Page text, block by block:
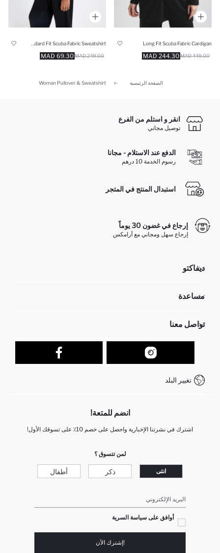
Long Fit Scuba Fabric Cardigan
244.30 MAD 449.00 MAD
69.30 MAD 249.00 MAD
الصفحة الرئيسية Woman Pullover & Sweatshirt
انقر و استلم من الفرع
توصيل مجاني
الدفع عند الاستلام - مجانا
رسوم الخدمة 10 درهم
استبدال المنتج في المتجر
إرجاع في غضون 30 يوماً
إرجاع سهل ومجاني مع أرامكس
ديفاكتو
تعرف علينا
مساعدة
عمليات الارجاع و الاستبدال السهلة
تتبع الشحنة
كيف يمكنك التسوق في ديفاكتو ؟
كيف تدفع في ديفاكتو؟
تواصل معنا
نموذج الاتصال
+212 525 076 633 خدمة العملاء
تغيير البلد
انضم للمتعة!
اشترك في نشرتنا الإخبارية واحصل على خصم 10٪ على تسوقك الأول!
لمن تتسوق ؟
انثى ذكر أطفال
البريد الإلكتروني
أوافق على سياسة السرية
!إشترك الآن